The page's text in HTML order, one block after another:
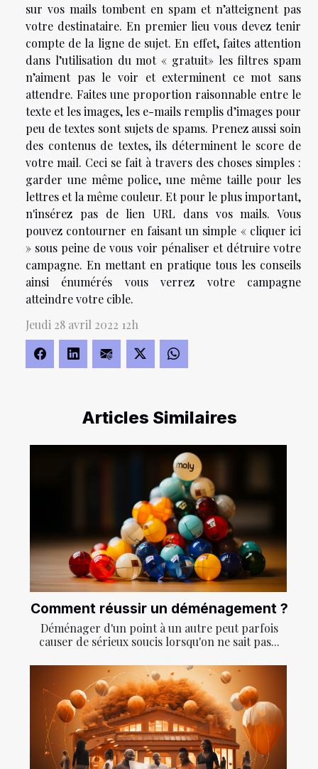
Articles Similaires
Comment réussir un déménagement ?
Déménager d'un point à un autre peut parfois
causer de sérieux soucis lorsqu'on ne sait pas...
sur vos mails tombent en spam et n’atteignent pas
votre destinataire. En premier lieu vous devez tenir
compte de la ligne de sujet. En effet, faites attention
dans l’utilisation du mot « gratuit» les filtres spam
n’aiment pas le voir et exterminent ce mot sans
attendre. Faites une proportion raisonnable entre le
texte et les images, les e-mails remplis d’images pour
peu de textes sont sujets de spams. Prenez aussi soin
des contenus de textes, ils déterminent le score de
votre mail. Ceci se fait à travers des choses simples :
garder une même police, une même taille pour les
lettres et la même couleur. Et pour le plus important,
n'insérez pas de lien URL dans vos mails. Vous
pouvez contourner en faisant un simple « cliquer ici
» sous peine de vous voir pénaliser et détruire votre
campagne. En mettant en pratique tous les conseils
ainsi énumérés vous verrez votre campagne
atteindre votre cible.
Jeudi 28 avril 2022 12h